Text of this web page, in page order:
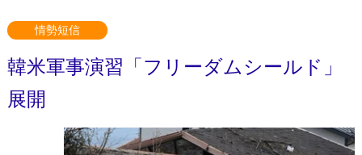
情勢短信
韓米軍事演習「フリーダムシールド」
展開